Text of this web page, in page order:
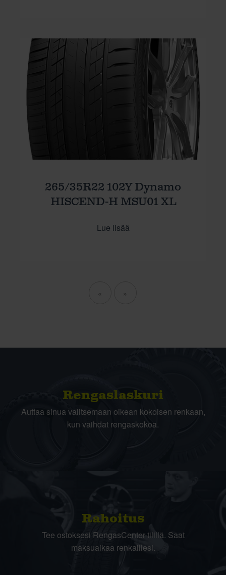
265/35R22 102Y Dynamo
HISCEND-H MSU01 XL
Lue lisää
« »
Rengas­laskuri
Auttaa sinua valitsemaan oikean kokoisen renkaan,
kun vaihdat rengaskokoa.
Rahoitus
Tee ostoksesi RengasCenter-tilillä. Saat
maksuaikaa renkaillesi.